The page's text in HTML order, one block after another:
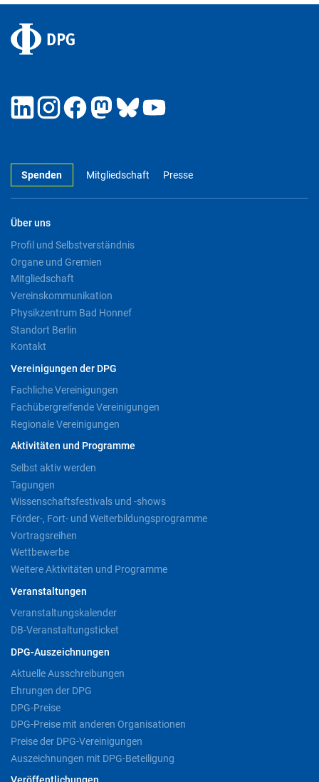
Spenden Mitgliedschaft Presse
Über uns
Profil und Selbstverständnis
Organe und Gremien
Mitgliedschaft
Vereinskommunikation
Physikzentrum Bad Honnef
Standort Berlin
Kontakt
Vereinigungen der DPG
Fachliche Vereinigungen
Fachübergreifende Vereinigungen
Regionale Vereinigungen
Aktivitäten und Programme
Selbst aktiv werden
Tagungen
Wissenschaftsfestivals und -shows
Förder-, Fort- und Weiterbildungsprogramme
Vortragsreihen
Wettbewerbe
Weitere Aktivitäten und Programme
Veranstaltungen
Veranstaltungskalender
DB-Veranstaltungsticket
DPG-Auszeichnungen
Aktuelle Ausschreibungen
Ehrungen der DPG
DPG-Preise
DPG-Preise mit anderen Organisationen
Preise der DPG-Vereinigungen
Auszeichnungen mit DPG-Beteiligung